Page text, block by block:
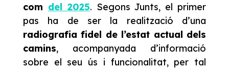
com del 2025. Segons Junts, el primer
pas ha de ser la realització d’una
radiografia fidel de l’estat actual dels
camins, acompanyada d’informació
sobre el seu ús i funcionalitat, per tal